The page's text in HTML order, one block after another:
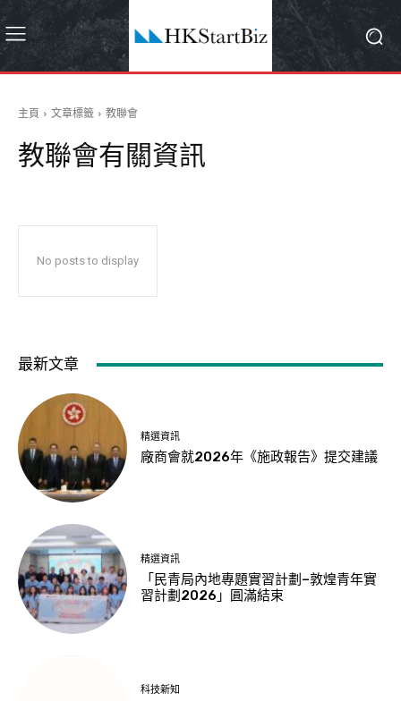
主頁 文章標籤 教聯會
教聯會有關資訊
No posts to display
最新文章
精選資訊
廠商會就2026年《施政報告》提交建議
精選資訊
「民青局內地專題實習計劃–敦煌青年實
習計劃2026」圓滿結束
科技新知